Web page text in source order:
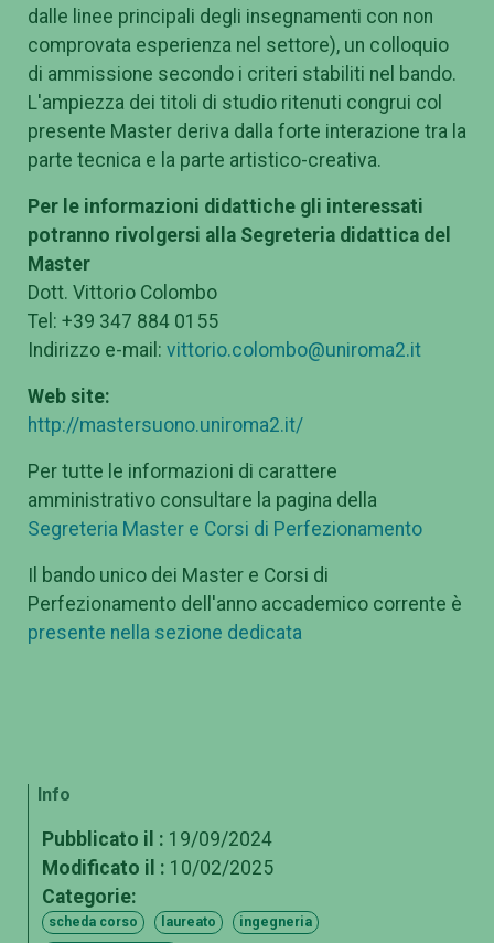
dalle linee principali degli insegnamenti con non
comprovata esperienza nel settore), un colloquio
di ammissione secondo i criteri stabiliti nel bando.
L'ampiezza dei titoli di studio ritenuti congrui col
presente Master deriva dalla forte interazione tra la
parte tecnica e la parte artistico-creativa.
Per le informazioni didattiche gli interessati
potranno rivolgersi alla Segreteria didattica del
Master
Dott. Vittorio Colombo
Tel: +39 347 884 0155
Indirizzo e-mail: vittorio.colombo@uniroma2.it
Web site:
http://mastersuono.uniroma2.it/
Per tutte le informazioni di carattere
amministrativo consultare la pagina della
Segreteria Master e Corsi di Perfezionamento
Il bando unico dei Master e Corsi di
Perfezionamento dell'anno accademico corrente è
presente nella sezione dedicata
Info
Pubblicato il : 19/09/2024
Modificato il : 10/02/2025
Categorie:
scheda corso laureato
ingegneria